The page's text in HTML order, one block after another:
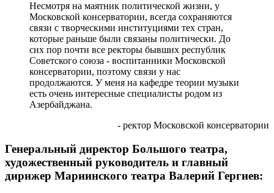
Несмотря на маятник политической жизни, у
Московской консерватории, всегда сохраняются
связи с творческими институциями тех стран,
которые раньше были связаны политически. До
сих пор почти все ректоры бывших республик
Советского союза - воспитанники Московской
консерватории, поэтому связи у нас
продолжаются. У меня на кафедре теории музыки
есть очень интересные специалисты родом из
Азербайджана.
- ректор Московской консерватории
Генеральный директор Большого театра,
художественный руководитель и главный
дирижер Мариинского театра Валерий Гергиев: